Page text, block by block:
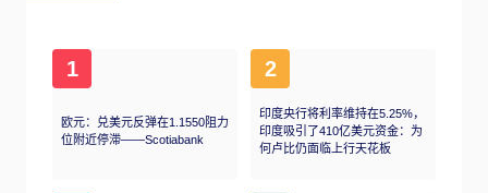
1
欧元：兑美元反弹在1.1550阻力
位附近停滞——Scotiabank
2
印度央行将利率维持在5.25%，
印度吸引了410亿美元资金：为
何卢比仍面临上行天花板